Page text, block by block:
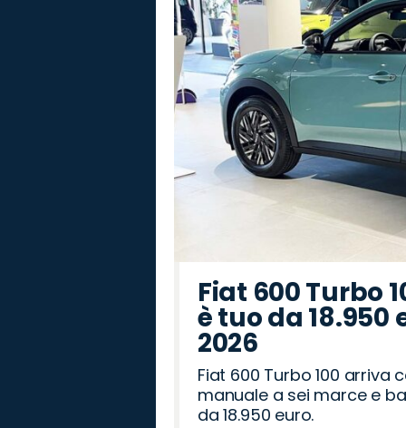
Rover
Romeo
Fiat 600 Turbo
è tuo da
2026
Fiat 600 Turbo 100 arriva
manuale a sei marce e
da 18.950 euro.